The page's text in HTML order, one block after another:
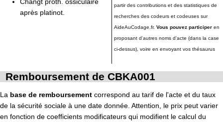
après platinot.
partir des contributions et des statistiques de
recherches des codeurs et codeuses sur
AideAuCodage.fr. Vous pouvez participer en
proposant d'autres noms d'acte (dans la case
ci-dessus), voire en envoyant vos thésaurus
Remboursement de CBKA001
La base de remboursement correspond au tarif de l'acte et du taux
de la sécurité sociale à une date donnée. Attention, le prix peut varier
en fonction de coefficients modificateurs qui modifient le calcul du